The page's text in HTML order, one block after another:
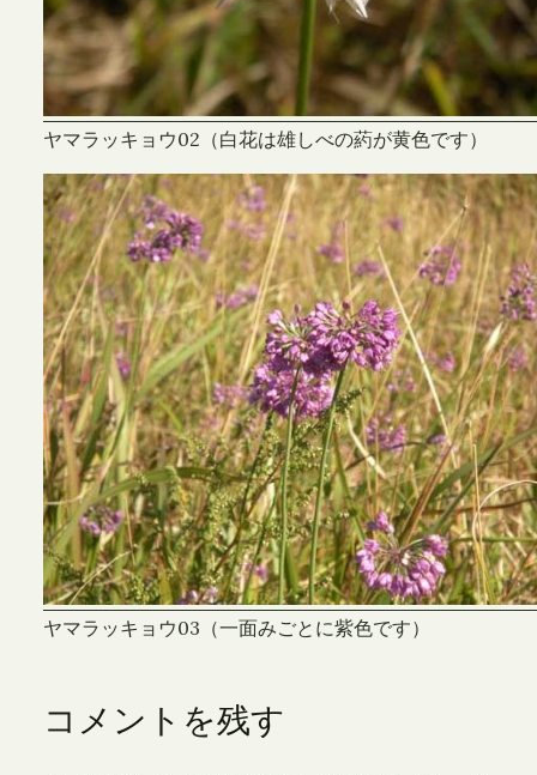
ヤマラッキョウ02（白花は雄しべの葯が黄色です）
ヤマラッキョウ03（一面みごとに紫色です）
コメントを残す